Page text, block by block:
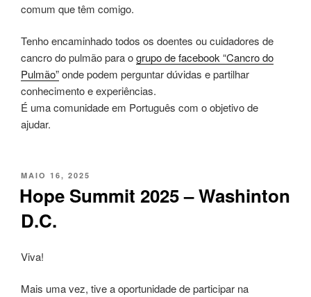
comum que têm comigo.
Tenho encaminhado todos os doentes ou cuidadores de
cancro do pulmão para ogrupo de facebook “Cancro do
Pulmão”onde podem perguntar dúvidas e partilhar
conhecimento e experiências.
É uma comunidade em Português com o objetivo de
ajudar.
PUBLICADO
MAIO 16, 2025
Hope Summit 2025 – Washinton
D.C.
Viva!
Mais uma vez, tive a oportunidade de participar na